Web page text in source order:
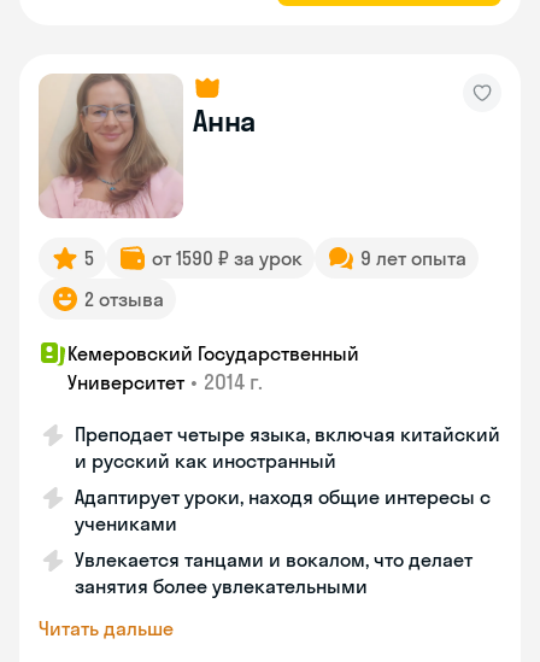
Анна
5 от 1590 ₽ за урок
9 лет опыта
2 отзыва
Кемеровский Государственный
Университет • 2014 г.
Преподает четыре языка, включая китайский
и русский как иностранный
Адаптирует уроки, находя общие интересы с
учениками
Увлекается танцами и вокалом, что делает
занятия более увлекательными
Читать дальше